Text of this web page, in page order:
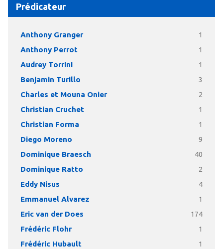
Prédicateur
Anthony Granger 1
Anthony Perrot 1
Audrey Torrini 1
Benjamin Turillo 3
Charles et Mouna Onier 2
Christian Cruchet 1
Christian Forma 1
Diego Moreno 9
Dominique Braesch 40
Dominique Ratto 2
Eddy Nisus 4
Emmanuel Alvarez 1
Eric van der Does 174
Frédéric Flohr 1
Frédéric Hubault 1